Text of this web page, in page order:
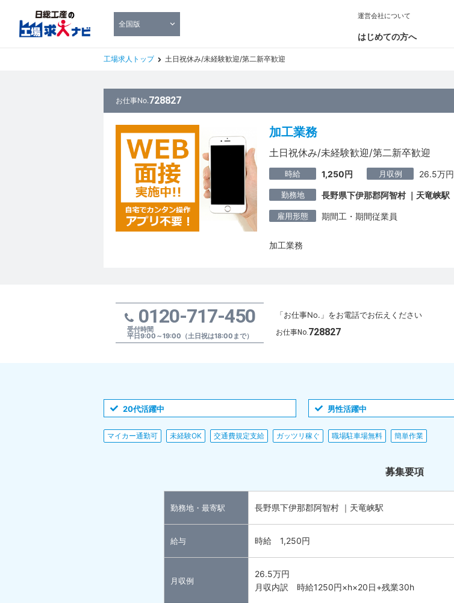
全国版
はじめての方へ
運営会社について
工場求人トップ 土日祝休み/未経験歓迎/第二新卒歓迎
お仕事No.728827
加工業務
土日祝休み/未経験歓迎/第二新卒歓迎
時給 1,250円 月収例 26.5万円
勤務地 長野県下伊那郡阿智村 ｜天竜峡駅
雇用形態 期間工・期間従業員
加工業務
0120-717-450
受付時間
平日9:00～19:00（土日祝は18:00まで）
「お仕事No.」をお電話でお伝えください
お仕事No. 728827
20代活躍中 男性活躍中
マイカー通勤可 未経験OK 交通費規定支給 ガッツリ稼ぐ 職場駐車場無料 簡単作業
募集要項
勤務地・最寄駅 長野県下伊那郡阿智村 ｜天竜峡駅
給与 時給 1,250円
月収例
26.5万円
月収内訳 時給1250円×h×20日+残業30h